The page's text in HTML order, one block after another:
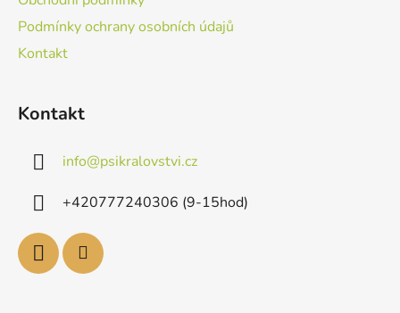
Podmínky ochrany osobních údajů
Kontakt
Kontakt
info@psikralovstvi.cz
+420777240306 (9-15hod)